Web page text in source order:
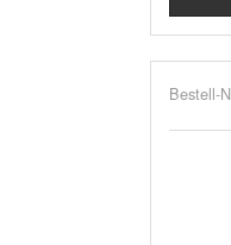
Bestell-